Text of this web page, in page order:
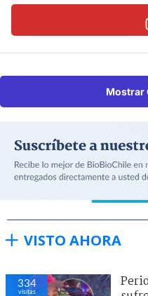
Mostrar
VISTO AHORA
334
visitas